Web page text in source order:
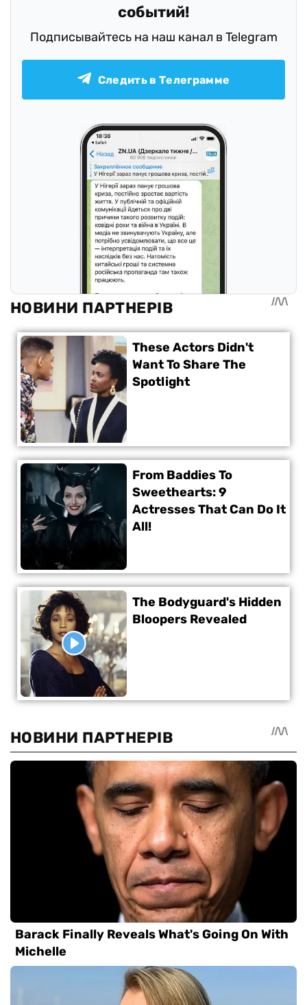
событий!
Подписывайтесь на наш канал в Telegram
Следить в Телеграмме